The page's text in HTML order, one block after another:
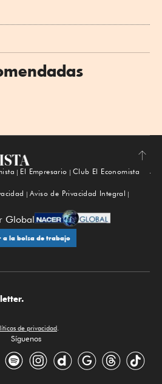
Subir
El Empresario
Club El Economista
Aviso de Privacidad Integral
Global
a la bolsa de trabajo
de privacidad.
Síguenos